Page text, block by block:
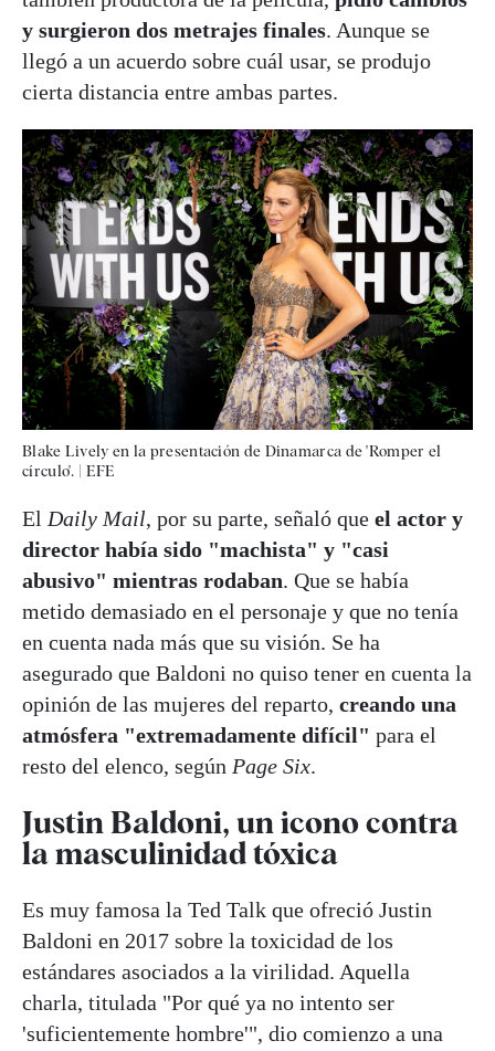
y surgieron dos metrajes finales. Aunque se
llegó a un acuerdo sobre cuál usar, se produjo
cierta distancia entre ambas partes.
Blake Lively en la presentación de Dinamarca de 'Romper el
círculo'.
EFE
El Daily Mail, por su parte, señaló que el actor y
director había sido "machista" y "casi
abusivo" mientras rodaban. Que se había
metido demasiado en el personaje y que no tenía
en cuenta nada más que su visión. Se ha
asegurado que Baldoni no quiso tener en cuenta la
opinión de las mujeres del reparto, creando una
atmósfera "extremadamente difícil" para el
resto del elenco, según Page Six.
Justin Baldoni, un icono contra
la masculinidad tóxica
Es muy famosa la Ted Talk que ofreció Justin
Baldoni en 2017 sobre la toxicidad de los
estándares asociados a la virilidad. Aquella
charla, titulada "Por qué ya no intento ser
'suficientemente hombre'", dio comienzo a una